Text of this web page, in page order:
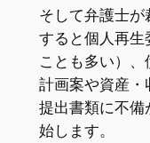
そして弁護士
すると個人再生
ことも多い）
計画案や資産・
提出書類に不備
始します。